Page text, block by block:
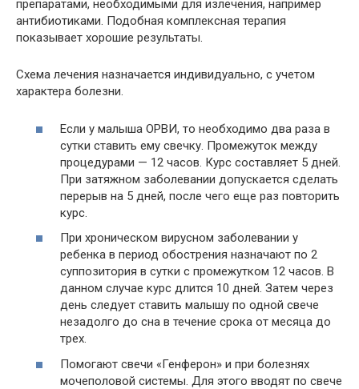
препаратами, необходимыми для излечения, например
антибиотиками. Подобная комплексная терапия
показывает хорошие результаты.
Схема лечения назначается индивидуально, с учетом
характера болезни.
Если у малыша ОРВИ, то необходимо два раза в
сутки ставить ему свечку. Промежуток между
процедурами — 12 часов. Курс составляет 5 дней.
При затяжном заболевании допускается сделать
перерыв на 5 дней, после чего еще раз повторить
курс.
При хроническом вирусном заболевании у
ребенка в период обострения назначают по 2
суппозитория в сутки с промежутком 12 часов. В
данном случае курс длится 10 дней. Затем через
день следует ставить малышу по одной свече
незадолго до сна в течение срока от месяца до
трех.
Помогают свечи «Генферон» и при болезнях
мочеполовой системы. Для этого вводят по свече